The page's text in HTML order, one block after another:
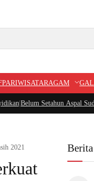
PARIWISATARAGAM
Aspal Sudah Rusak,
2021